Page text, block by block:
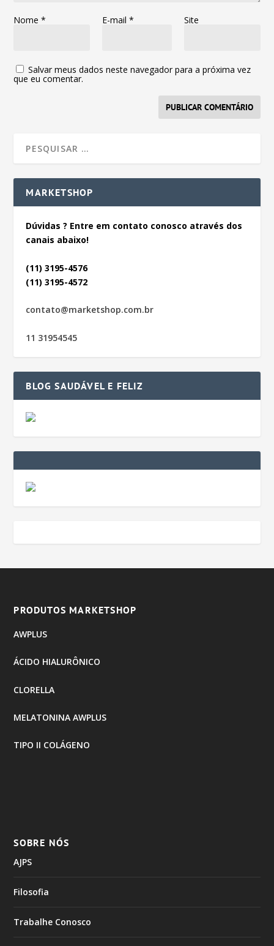
Nome* E-mail * Site
Salvar meus dados neste navegador para a próxima vez
que eu comentar.
MARKETSHOP
Dúvidas ? Entre em contato conosco através dos
canais abaixo!
(11) 3195-4576
(11) 3195-4572
contato@marketshop.com.br
11 31954545
BLOG SAUDÁVEL E FELIZ
PRODUTOS MARKETSHOP
AWPLUS
ÁCIDO HIALURÔNICO
CLORELLA
MELATONINA AWPLUS
TIPO II COLÁGENO
SOBRE NÓS
AJPS
Filosofia
Trabalhe Conosco